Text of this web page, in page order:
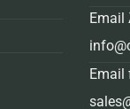
Email
Email